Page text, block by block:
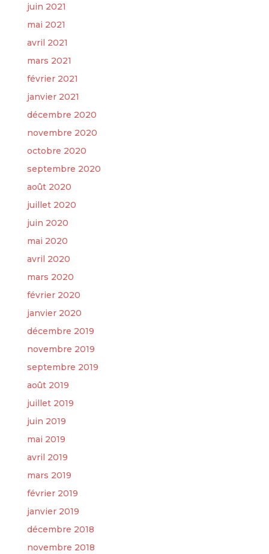
juin 2021
mai 2021
avril 2021
mars 2021
février 2021
janvier 2021
décembre 2020
novembre 2020
octobre 2020
septembre 2020
août 2020
juillet 2020
juin 2020
mai 2020
avril 2020
mars 2020
février 2020
janvier 2020
décembre 2019
novembre 2019
septembre 2019
août 2019
juillet 2019
juin 2019
mai 2019
avril 2019
mars 2019
février 2019
janvier 2019
décembre 2018
novembre 2018